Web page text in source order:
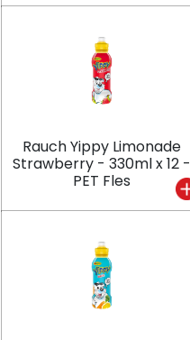
Rauch Yippy Limonade
Strawberry - 330ml x 12 -
PET Fles